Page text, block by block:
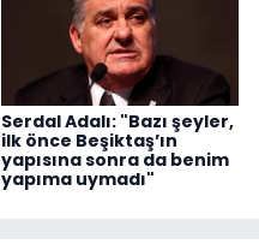
Serdal Adalı: "Bazı şeyler,
ilk önce Beşiktaş’ın
yapısına sonra da benim
yapıma uymadı"